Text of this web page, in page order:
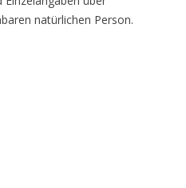
natürlichen Person.